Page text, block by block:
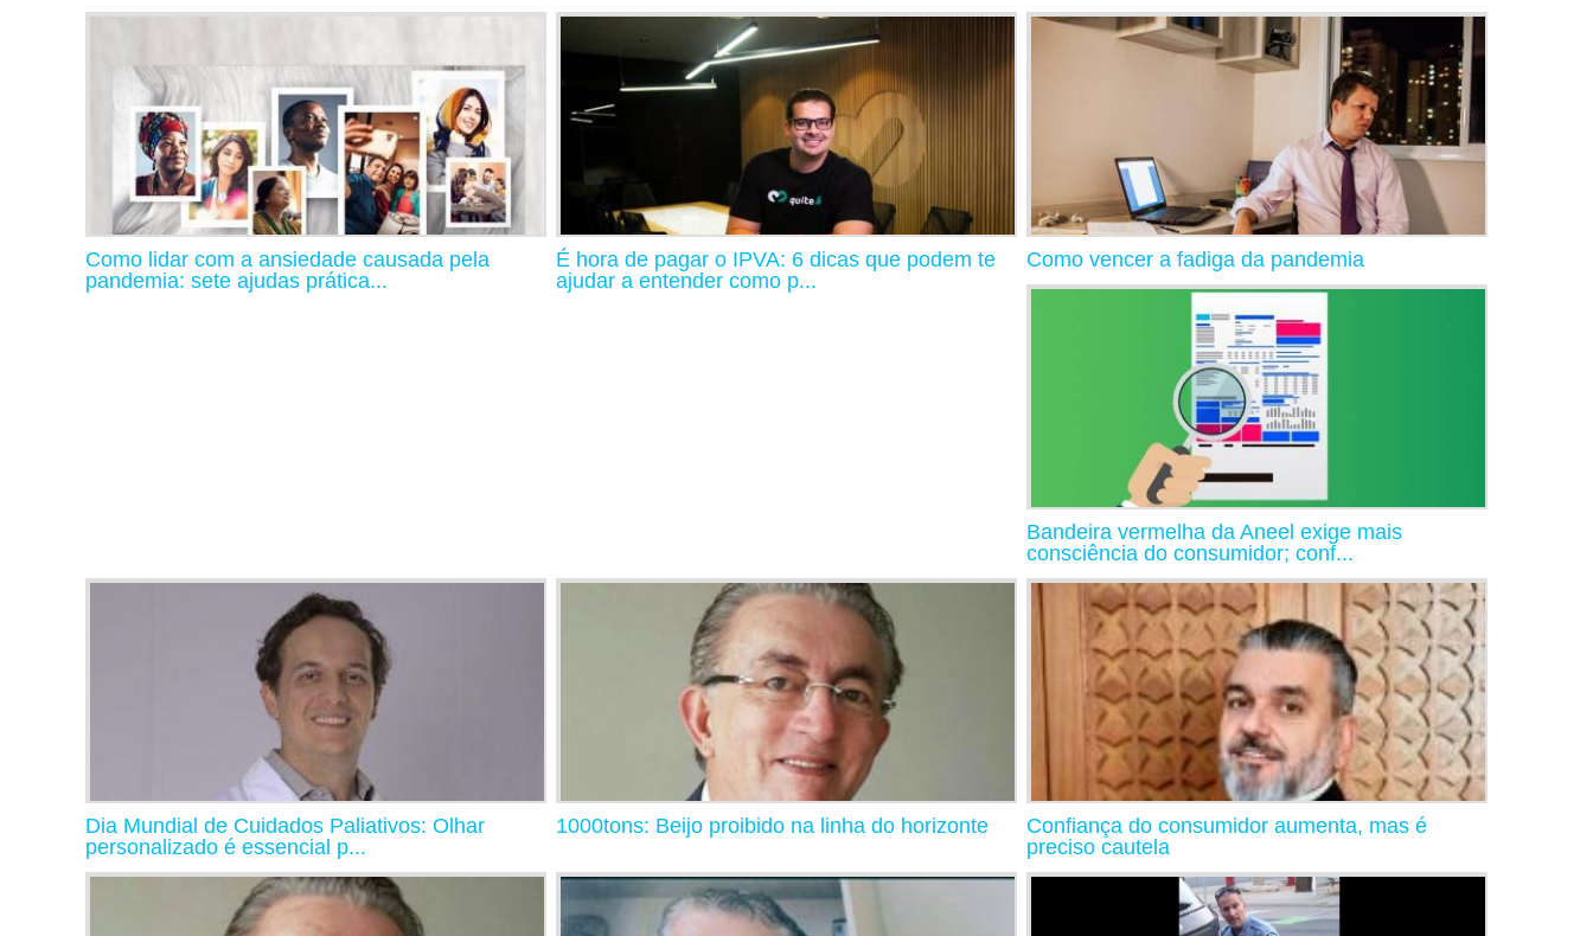
Como lidar com a ansiedade causada pela
pandemia: sete ajudas prática...
É hora de pagar o IPVA: 6 dicas que podem te
ajudar a entender como p...
Como vencer a fadiga da pandemia
Bandeira vermelha da Aneel exige mais
consciência do consumidor; conf...
Dia Mundial de Cuidados Paliativos: Olhar
personalizado é essencial p...
1000tons: Beijo proibido na linha do horizonte
Confiança do consumidor aumenta, mas é
preciso cautela